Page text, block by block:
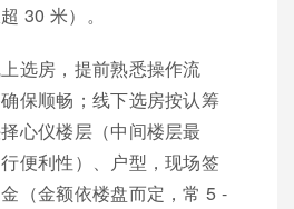
30 米）。
选房，提前熟悉操作流
保顺畅；线下选房按认筹
心仪楼层（中间楼层最
便利性）、户型，现场签
（金额依楼盘而定，常 5 -